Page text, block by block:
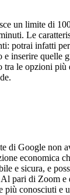
un limite di
Le
potrai infatti
inserire quelle
tra le opzioni più
di Google non
economica
e sicura, e
pari di Zoom e
più conosciuti e